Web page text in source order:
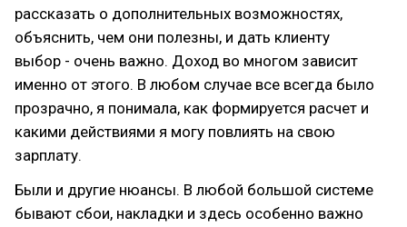
рассказать о дополнительных возможностях,
объяснить, чем они полезны, и дать клиенту
выбор - очень важно. Доход во многом зависит
именно от этого. В любом случае все всегда было
прозрачно, я понимала, как формируется расчет и
какими действиями я могу повлиять на свою
зарплату.
Были и другие нюансы. В любой большой системе
бывают сбои, накладки и здесь особенно важно